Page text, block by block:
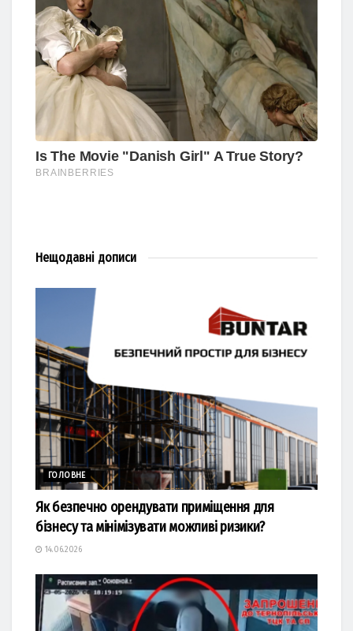
Нещодавні дописи
ГОЛОВНЕ
Як безпечно орендувати приміщення для
бізнесу та мінімізувати можливі ризики?
14.06.2026